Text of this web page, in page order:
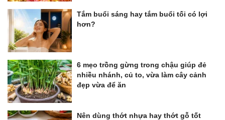
Tắm buổi sáng hay tắm buổi tối có lợi
hơn?
6 mẹo trồng gừng trong chậu giúp đẻ
nhiều nhánh, củ to, vừa làm cây cảnh
đẹp vừa để ăn
Nên dùng thớt nhựa hay thớt gỗ tốt